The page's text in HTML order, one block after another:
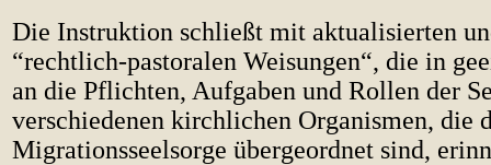
Die Instruktion schließt mit aktualisierten
“rechtlich-pastoralen Weisungen“, die in
an die Pflichten, Aufgaben und Rollen der
verschiedenen kirchlichen Organismen, die
Migrationsseelsorge übergeordnet sind,